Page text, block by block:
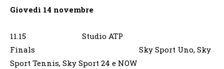
Giovedì 14 novembre
11.15 Studio ATP
Finals Sky Sport Uno, Sky
Sport Tennis, Sky Sport 24 e NOW